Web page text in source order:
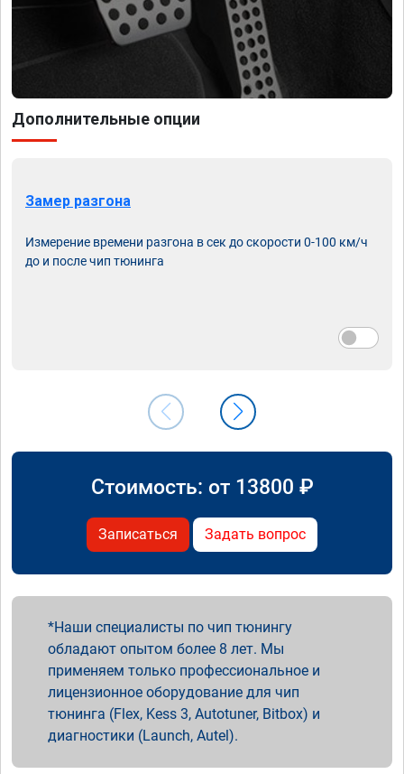
Дополнительные опции
Замер разгона
Измерение времени разгона в сек до скорости 0-100 км/ч
до и после чип тюнинга
Стоимость: от 13800 ₽
Записаться Задать вопрос
Наши специалисты по чип тюнингу
обладают опытом более 8 лет. Мы
применяем только профессиональное и
лицензионное оборудование для чип
тюнинга (Flex, Kess 3, Autotuner, Bitbox) и
диагностики (Launch, Autel).